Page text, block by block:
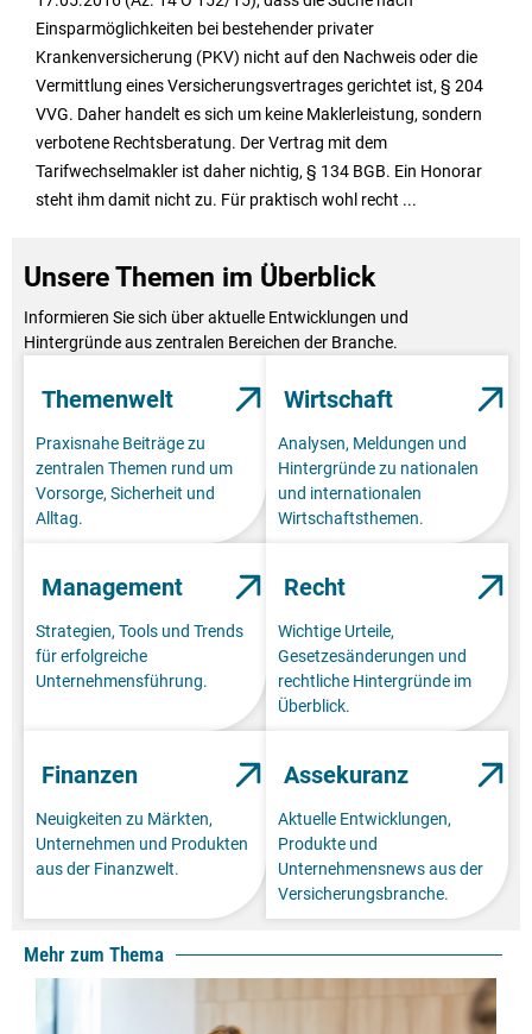
Einsparmöglichkeiten bei bestehender privater
Krankenversicherung (PKV) nicht auf den Nachweis oder die
Vermittlung eines Versicherungsvertrages gerichtet ist, § 204
VVG. Daher handelt es sich um keine Maklerleistung, sondern
verbotene Rechtsberatung. Der Vertrag mit dem
Tarifwechselmakler ist daher nichtig, § 134 BGB. Ein Honorar
steht ihm damit nicht zu. Für praktisch wohl recht ...
Unsere Themen im Überblick
Informieren Sie sich über aktuelle Entwicklungen und
Hintergründe aus zentralen Bereichen der Branche.
Themenwelt
Praxisnahe Beiträge zu
zentralen Themen rund um
Vorsorge, Sicherheit und
Alltag.
Wirtschaft
Analysen, Meldungen und
Hintergründe zu nationalen
und internationalen
Wirtschaftsthemen.
Management
Strategien, Tools und Trends
für erfolgreiche
Unternehmensführung.
Recht
Wichtige Urteile,
Gesetzesänderungen und
rechtliche Hintergründe im
Überblick.
Finanzen
Neuigkeiten zu Märkten,
Unternehmen und Produkten
aus der Finanzwelt.
Assekuranz
Aktuelle Entwicklungen,
Produkte und
Unternehmensnews aus der
Versicherungsbranche.
Mehr zum Thema